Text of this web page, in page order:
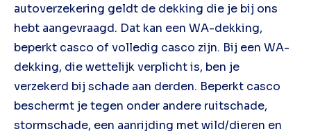
autoverzekering geldt de dekking die je bij ons
hebt aangevraagd. Dat kan een WA-dekking,
beperkt casco of volledig casco zijn. Bij een WA-
dekking, die wettelijk verplicht is, ben je
verzekerd bij schade aan derden. Beperkt casco
beschermt je tegen onder andere ruitschade,
stormschade, een aanrijding met wild/dieren en